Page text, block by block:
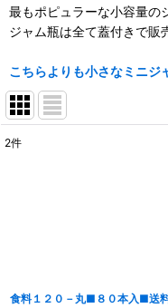
最もポピュラーな小容量の
ジャム瓶は全て蓋付きで販
こちらよりも小さなミニジ
2件
食料１２０－丸■８０本入■送